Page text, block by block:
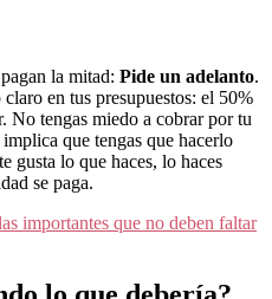
la mitad: Pide un adelanto.
en tus presupuestos: el 50%
No tengas miedo a cobrar por tu
que tengas que hacerlo
gusta lo que haces, lo haces
se paga.
importantes que no deben faltar